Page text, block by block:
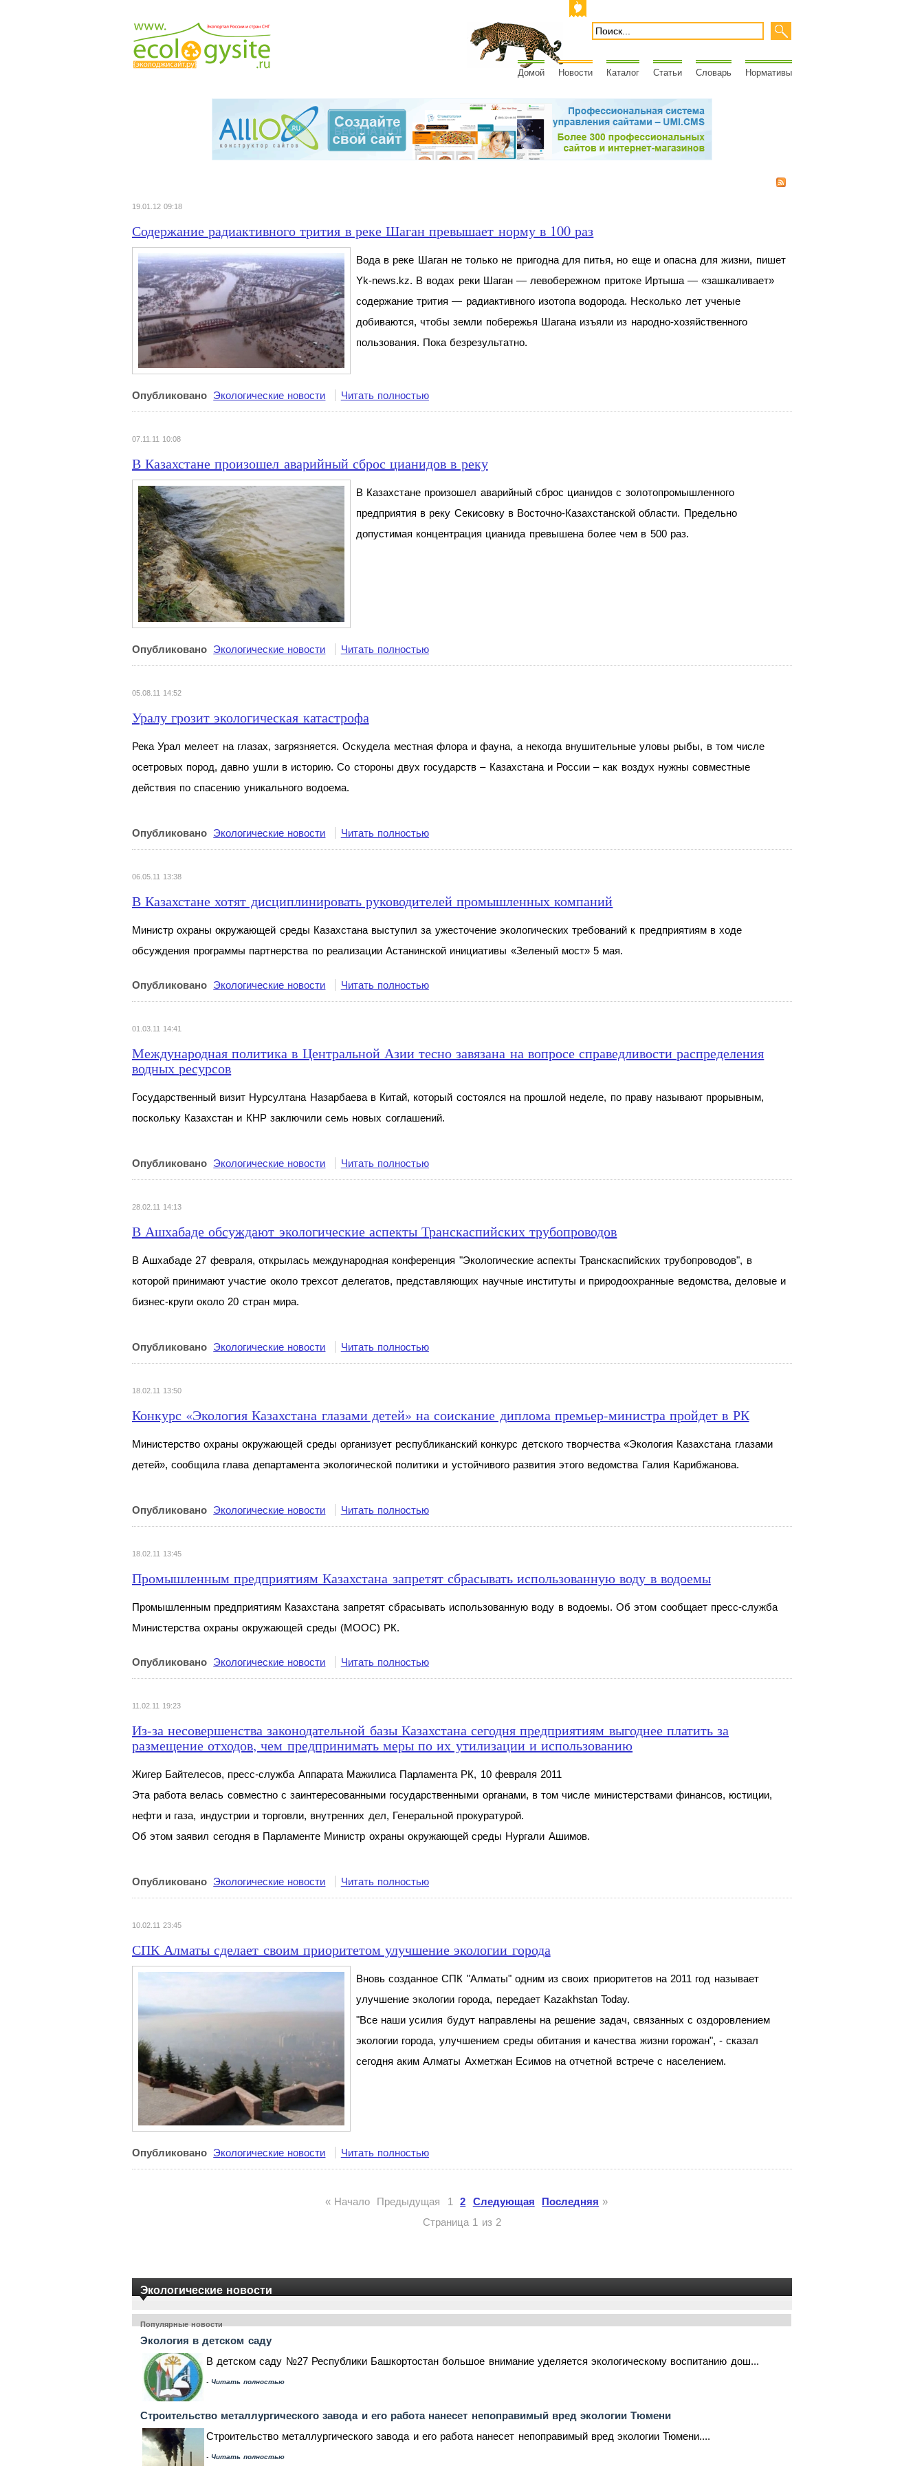
Домой Новости Каталог Статьи Словарь Нормативы
19.01.12 09:18
Содержание радиактивного трития в реке Шаган превышает норму в 100 раз
Вода в реке Шаган не только не пригодна для питья, но еще и опасна для жизни, пишет
Yk-news.kz. В водах реки Шаган — левобережном притоке Иртыша — «зашкаливает»
содержание трития — радиактивного изотопа водорода. Несколько лет ученые
добиваются, чтобы земли побережья Шагана изъяли из народно-хозяйственного
пользования. Пока безрезультатно.
Опубликовано Экологические новости Читать полностью
07.11.11 10:08
В Казахстане произошел аварийный сброс цианидов в реку
В Казахстане произошел аварийный сброс цианидов с золотопромышленного
предприятия в реку Секисовку в Восточно-Казахстанской области. Предельно
допустимая концентрация цианида превышена более чем в 500 раз.
Опубликовано Экологические новости Читать полностью
05.08.11 14:52
Уралу грозит экологическая катастрофа
Река Урал мелеет на глазах, загрязняется. Оскудела местная флора и фауна, а некогда внушительные уловы рыбы, в том числе
осетровых пород, давно ушли в историю. Cо стороны двух государств – Казахстана и России – как воздух нужны совместные
действия по спасению уникального водоема.
Опубликовано Экологические новости Читать полностью
06.05.11 13:38
В Казахстане хотят дисциплинировать руководителей промышленных компаний
Министр охраны окружающей среды Казахстана выступил за ужесточение экологических требований к предприятиям в ходе
обсуждения программы партнерства по реализации Астанинской инициативы «Зеленый мост» 5 мая.
Опубликовано Экологические новости Читать полностью
01.03.11 14:41
Международная политика в Центральной Азии тесно завязана на вопросе справедливости распределения
водных ресурсов
Государственный визит Нурсултана Назарбаева в Китай, который состоялся на прошлой неделе, по праву называют прорывным,
поскольку Казахстан и КНР заключили семь новых соглашений.
Опубликовано Экологические новости Читать полностью
28.02.11 14:13
В Ашхабаде обсуждают экологические аспекты Транскаспийских трубопроводов
В Ашхабаде 27 февраля, открылась международная конференция "Экологические аспекты Транскаспийских трубопроводов", в
которой принимают участие около трехсот делегатов, представляющих научные институты и природоохранные ведомства, деловые и
бизнес-круги около 20 стран мира.
Опубликовано Экологические новости Читать полностью
18.02.11 13:50
Конкурс «Экология Казахстана глазами детей» на соискание диплома премьер-министра пройдет в РК
Министерство охраны окружающей среды организует республиканский конкурс детского творчества «Экология Казахстана глазами
детей», сообщила глава департамента экологической политики и устойчивого развития этого ведомства Галия Карибжанова.
Опубликовано Экологические новости Читать полностью
18.02.11 13:45
Промышленным предприятиям Казахстана запретят сбрасывать использованную воду в водоемы
Промышленным предприятиям Казахстана запретят сбрасывать использованную воду в водоемы. Об этом сообщает пресс-служба
Министерства охраны окружающей среды (МООС) РК.
Опубликовано Экологические новости Читать полностью
11.02.11 19:23
Из-за несовершенства законодательной базы Казахстана сегодня предприятиям выгоднее платить за
размещение отходов, чем предпринимать меры по их утилизации и использованию
Жигер Байтелесов, пресс-служба Аппарата Мажилиса Парламента РК, 10 февраля 2011
Эта работа велась совместно с заинтересованными государственными органами, в том числе министерствами финансов, юстиции,
нефти и газа, индустрии и торговли, внутренних дел, Генеральной прокуратурой.
Об этом заявил сегодня в Парламенте Министр охраны окружающей среды Нургали Ашимов.
Опубликовано Экологические новости Читать полностью
10.02.11 23:45
СПК Алматы сделает своим приоритетом улучшение экологии города
Вновь созданное СПК "Алматы" одним из своих приоритетов на 2011 год называет
улучшение экологии города, передает Kazakhstan Today.
"Все наши усилия будут направлены на решение задач, связанных с оздоровлением
экологии города, улучшением среды обитания и качества жизни горожан", - сказал
сегодня аким Алматы Ахметжан Есимов на отчетной встрече с населением.
Опубликовано Экологические новости Читать полностью
« Начало Предыдущая 1 2 Следующая Последняя »
Страница 1 из 2
Экологические новости
Популярные новости
Экология в детском саду
В детском саду №27 Республики Башкортостан большое внимание уделяется экологическому воспитанию дош...
- Читать полностью
Строительство металлургического завода и его работа нанесет непоправимый вред экологии Тюмени
Строительство металлургического завода и его работа нанесет непоправимый вред экологии Тюмени....
- Читать полностью